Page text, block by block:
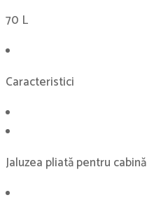
70 L
Caracteristici
Jaluzea pliată pentru cabină